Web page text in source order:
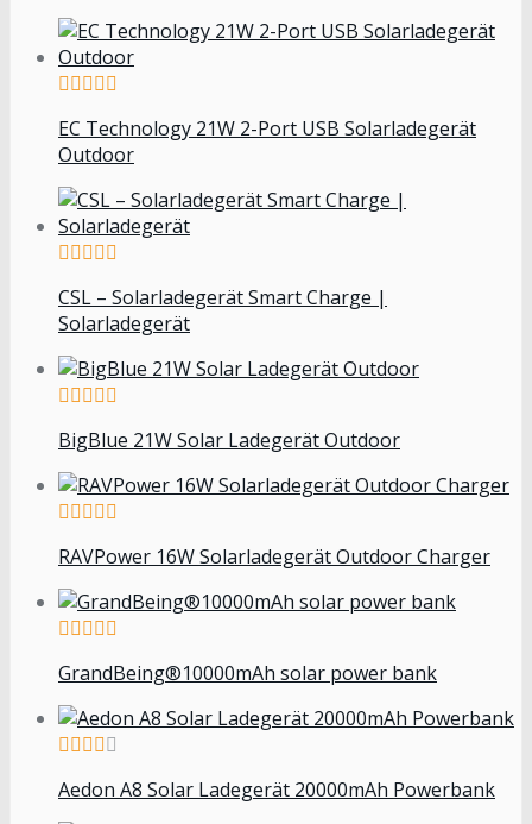
EC Technology 21W 2-Port USB Solarladegerät
Outdoor
CSL – Solarladegerät Smart Charge |
Solarladegerät
BigBlue 21W Solar Ladegerät Outdoor
RAVPower 16W Solarladegerät Outdoor Charger
GrandBeing®10000mAh solar power bank
Aedon A8 Solar Ladegerät 20000mAh Powerbank